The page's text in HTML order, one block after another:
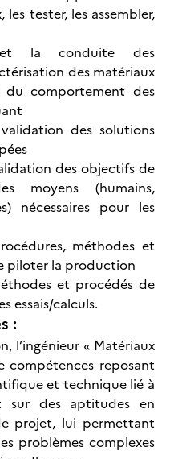
tester, les assembler,
la conduite des
des matériaux
comportement des
des solutions
des objectifs de
moyens (humains,
nécessaires pour les
méthodes et
piloter la production
et procédés de
essais/calculs.
:
l’ingénieur « Matériaux
compétences reposant
et technique lié à
sur des aptitudes en
projet, lui permettant
problèmes complexes